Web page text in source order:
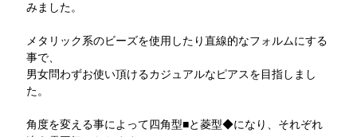
みました。
メタリック系のビーズを使用したり直線的なフォルムにする
事で、
男女問わずお使い頂けるカジュアルなピアスを目指しまし
た。
角度を変える事によって四角型■と菱型◆になり、それぞれ